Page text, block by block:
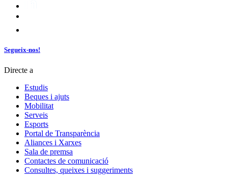
Segueix-nos!
Directe a
Estudis
Beques i ajuts
Mobilitat
Serveis
Esports
Portal de Transparència
Aliances i Xarxes
Sala de premsa
Contactes de comunicació
Consultes, queixes i suggeriments